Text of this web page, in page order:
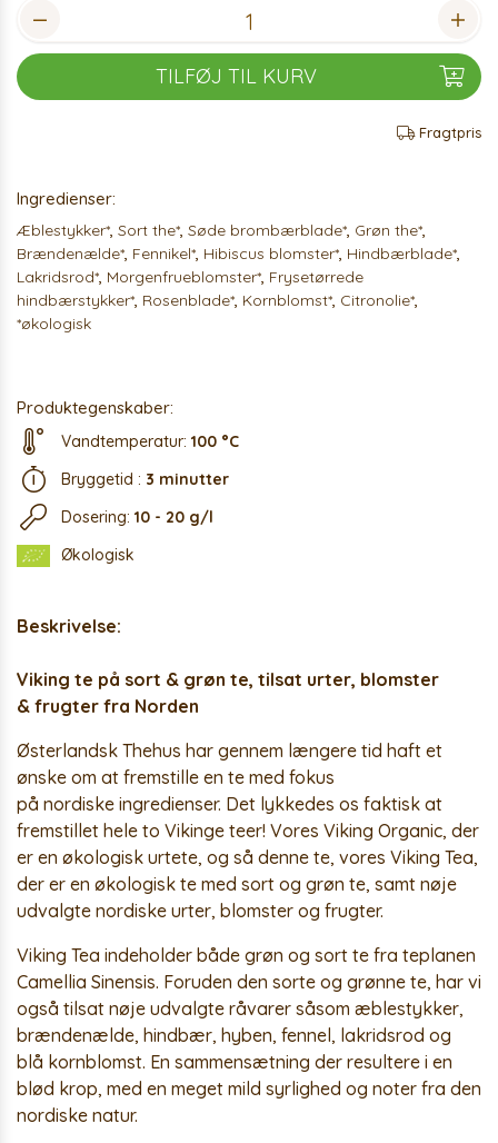
TILFØJ TIL KURV
Fragtpris
Ingredienser:
Æblestykker*, Sort the*, Søde brombærblade*, Grøn the*,
Brændenælde*, Fennikel*, Hibiscus blomster*, Hindbærblade*,
Lakridsrod*, Morgenfrueblomster*, Frysetørrede
hindbærstykker*, Rosenblade*, Kornblomst*, Citronolie*,
*økologisk
Produktegenskaber:
Vandtemperatur: 100 °C
Bryggetid : 3 minutter
Dosering: 10 - 20 g/l
Økologisk
Beskrivelse:
Viking te på sort & grøn te, tilsat urter, blomster
& frugter fra Norden
Østerlandsk Thehus har gennem længere tid haft et
ønske om at fremstille en te med fokus
på nordiske ingredienser. Det lykkedes os faktisk at
fremstillet hele to Vikinge teer! Vores Viking Organic, der
er en økologisk urtete, og så denne te, vores Viking Tea,
der er en økologisk te med sort og grøn te, samt nøje
udvalgte nordiske urter, blomster og frugter.
Viking Tea indeholder både grøn og sort te fra teplanen
Camellia Sinensis. Foruden den sorte og grønne te, har vi
også tilsat nøje udvalgte råvarer såsom æblestykker,
brændenælde, hindbær, hyben, fennel, lakridsrod og
blå kornblomst. En sammensætning der resultere i en
blød krop, med en meget mild syrlighed og noter fra den
nordiske natur.